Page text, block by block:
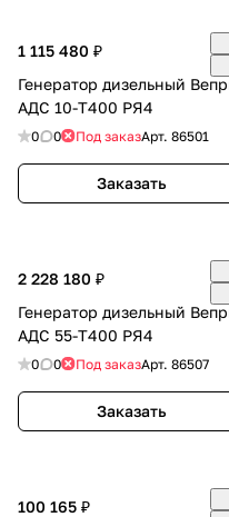
1 115 480 ₽
Генератор дизельный
АДС 10-Т400 РЯ4
0 0 Под заказАрт. 86501
Заказать
2 228 180 ₽
Генератор дизельный
АДС 55-Т400 РЯ4
0 0 Под заказАрт. 86507
Заказать
100 165 ₽